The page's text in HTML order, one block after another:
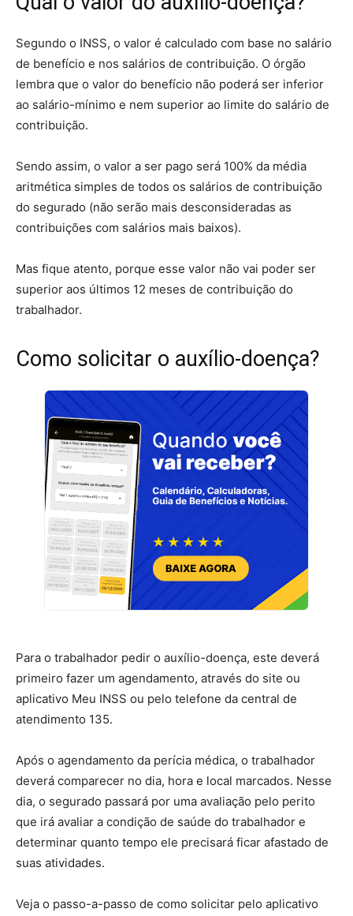
Segundo o INSS, o valor é calculado com base no salário
de benefício e nos salários de contribuição. O órgão
lembra que o valor do benefício não poderá ser inferior
ao salário-mínimo e nem superior ao limite do salário de
contribuição.
Sendo assim, o valor a ser pago será 100% da média
aritmética simples de todos os salários de contribuição
do segurado (não serão mais desconsideradas as
contribuições com salários mais baixos).
Mas fique atento, porque esse valor não vai poder ser
superior aos últimos 12 meses de contribuição do
trabalhador.
Como solicitar o auxílio-doença?
Para o trabalhador pedir o auxílio-doença, este deverá
primeiro fazer um agendamento, através do site ou
aplicativo Meu INSS ou pelo telefone da central de
atendimento 135.
Após o agendamento da perícia médica, o trabalhador
deverá comparecer no dia, hora e local marcados. Nesse
dia, o segurado passará por uma avaliação pelo perito
que irá avaliar a condição de saúde do trabalhador e
determinar quanto tempo ele precisará ficar afastado de
suas atividades.
Veja o passo-a-passo de como solicitar pelo aplicativo